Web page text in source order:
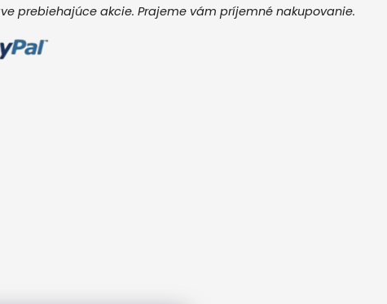
prebiehajúce akcie. Prajeme vám príjemné nakupovanie.